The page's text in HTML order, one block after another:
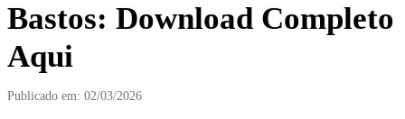
Bastos: Download Completo
Aqui
Publicado em: 02/03/2026